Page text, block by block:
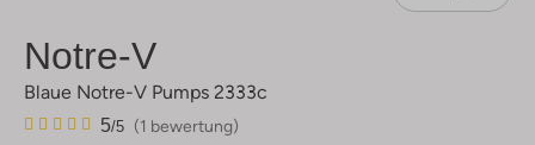
Notre-V
Blaue Notre-V Pumps 2333c
(1 bewertung)
5/5
1
5